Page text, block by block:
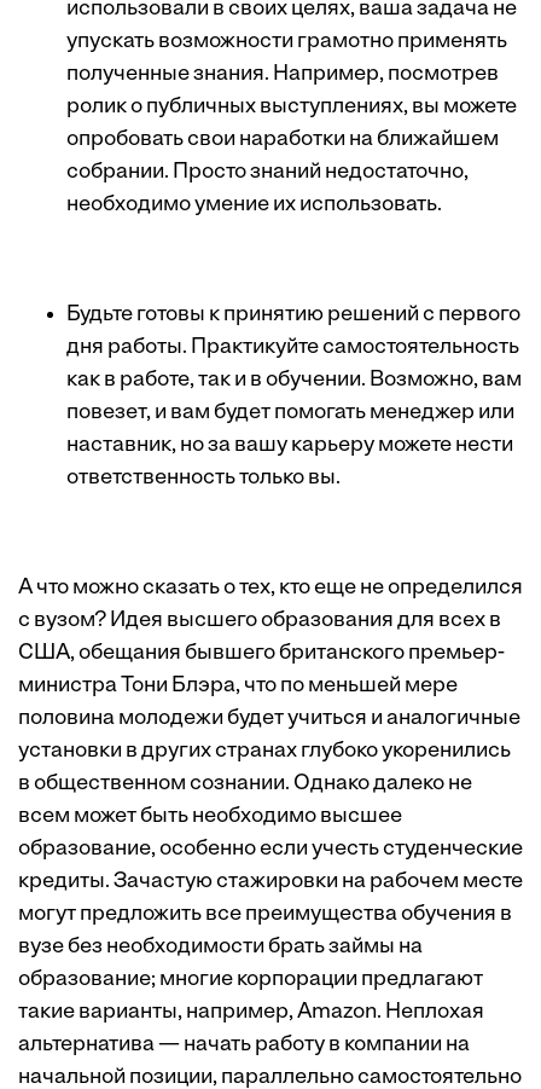
использовали в своих целях, ваша задача не
упускать возможности грамотно применять
полученные знания. Например, посмотрев
ролик о публичных выступлениях, вы можете
опробовать свои наработки на ближайшем
собрании. Просто знаний недостаточно,
необходимо умение их использовать.
Будьте готовы к принятию решений с первого
дня работы. Практикуйте самостоятельность
как в работе, так и в обучении. Возможно, вам
повезет, и вам будет помогать менеджер или
наставник, но за вашу карьеру можете нести
ответственность только вы.
А что можно сказать о тех, кто еще не определился
с вузом? Идея высшего образования для всех в
США, обещания бывшего британского премьер-
министра Тони Блэра, что по меньшей мере
половина молодежи будет учиться и аналогичные
установки в других странах глубоко укоренились
в общественном сознании. Однако далеко не
всем может быть необходимо высшее
образование, особенно если учесть студенческие
кредиты. Зачастую стажировки на рабочем месте
могут предложить все преимущества обучения в
вузе без необходимости брать займы на
образование; многие корпорации предлагают
такие варианты, например,Amazon. Неплохая
альтернатива — начать работу в компании на
начальной позиции, параллельно самостоятельно